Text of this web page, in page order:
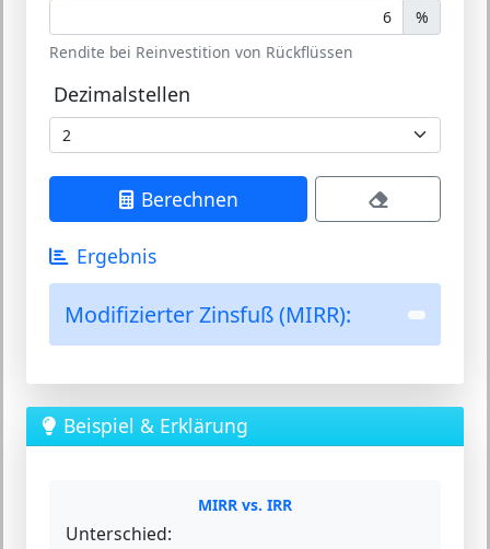
%
Rendite bei Reinvestition von Rückflüssen
Dezimalstellen
Berechnen
Ergebnis
Modifizierter Zinsfuß (MIRR):
Beispiel & Erklärung
MIRR vs. IRR
Unterschied: